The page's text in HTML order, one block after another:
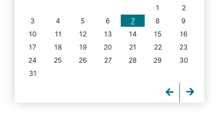
1
2
3
4 5 6 7 8
9
10
11 12 13 14 15
16
17
18 19 20 21 22
23
24
25 26 27 28 29
30
31